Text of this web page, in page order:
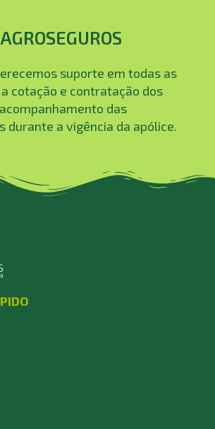
suporte em todas as
cotação e contratação dos
das
durante a vigência da apólice.